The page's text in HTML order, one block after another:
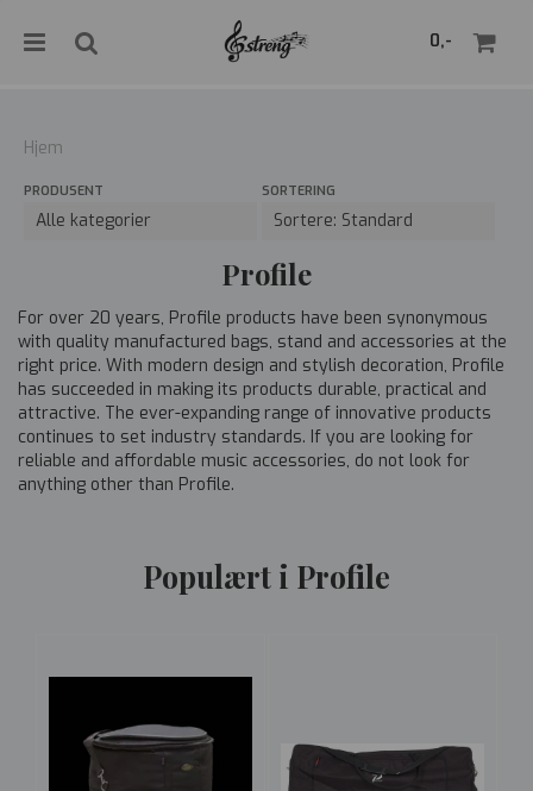
0,-
Hjem
PRODUSENT SORTERING
Profile
For over 20 years, Profile products have been synonymous
with quality manufactured bags, stand and accessories at the
right price. With modern design and stylish decoration, Profile
has succeeded in making its products durable, practical and
attractive. The ever-expanding range of innovative products
continues to set industry standards. If you are looking for
reliable and affordable music accessories, do not look for
anything other than Profile.
Populært i Profile